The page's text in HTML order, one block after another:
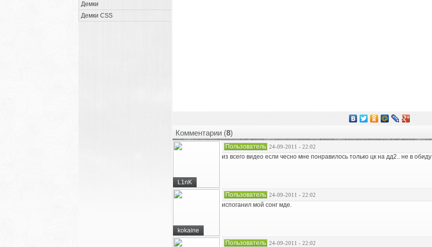
Демки
Демки CSS
Комментарии (8)
L1nK
Пользователь 24-09-2011 - 22:02
из всего видео если чесно мне понравилось только цк на дд2.. не в обиду
kokaine
Пользователь 24-09-2011 - 22:02
испоганил мой сонг мде.
Пользователь 24-09-2011 - 22:02